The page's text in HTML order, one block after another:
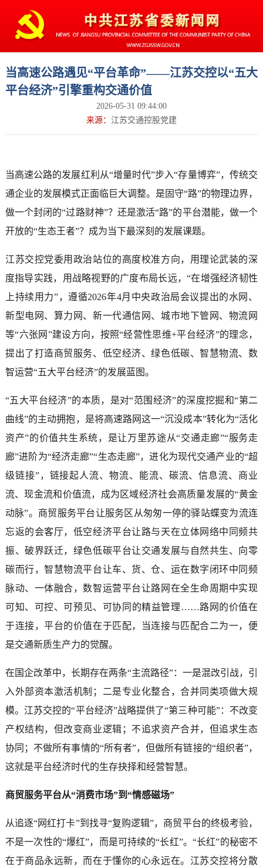
当高速公路遇见“平台革命”——江苏交控以“五大
平台经济”引擎重构交通价值
2026-05-31 09:44:00
来源： 江苏交通控股党建
当高速公路的发展红利从“增量时代”步入“存量博弈”，传统交
通企业的发展模式正面临巨大调整。是固守“路”的物理边界，
做一个封闭的“过路财神”？还是激活“路”的平台潜能，做一个
开放的“生态王者”？成为当下最深刻的发展课题。
江苏交控党委用政治站位的高度校准方向，用理论武装的深
度指导实践，用战略视野的广度布局长远，“在增强经济韧性
上持续用力”，遵循2026年4月中央政治局会议提出的水网、
新型电网、算力网、新一代通信网、城市地下管网、物流网
等“六张网”建设方向，按照“经营性思维+平台经济”的理念，
提出了打造商贸服务、低空经济、绿色低碳、智慧物流、数
智运营“五大平台经济”的发展蓝图。
“五大平台经济”的本质，是对“范围经济”的深度挖掘和“第二
曲线”的主动拥抱，是将高速路网这一“沉没成本”转化为“活化
资产”的价值共生系统，是让万里苏途从“交通走廊”“服务走
廊”进阶为“经济走廊”“生态走廊”，进化为现代交通产业的“超
级链接”，链接起人流、物流、能流、碳流、信息流、商业
流、现金流和价值流，成为区域经济社会高质量发展的“黄金
动脉”。商贸服务平台让服务区从匆匆一停的驿站蝶变为流连
忘返的会客厅，低空经济平台让路与天在立体网络中同频共
振、破界跃迁，绿色低碳平台让交通发展与自然共生、向零
碳而行，智慧物流平台让车、货、仓、运在数字闭环中同频
脉动、一体融合，数智运营平台让路网在全生命周期中实现
可知、可控、可预见、可协同的精益管理……路网的价值在
于连接，平台的价值在于匹配，当连接与匹配合二为一，便
是交通新质生产力的觉醒。
在国企改革中，长期存在两条“主流路径”：一是混改引战，引
入外部资本激活机制；二是专业化整合，合并同类项做大规
模。江苏交控的“平台经济”战略提供了“第三种可能”：不改变
产权结构，但改变商业逻辑；不追求资产合并，但追求生态
协同；不做所有事情的“所有者”，但做所有链接的“组织者”，
这就是平台经济时代的生存抉择和经营智慧。
商贸服务平台从“消费市场”到“情感磁场”
从追逐“网红打卡”到找寻“复购逻辑”，商贸平台的终极考验，
不是一次性的“爆红”，而是可持续的“长红”。“长红”的秘密不
在于商品永远新，而在于懂你的心永远在。江苏交控将分散